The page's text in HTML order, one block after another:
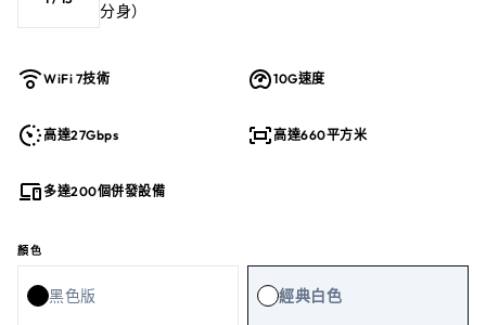
分身）
WiFi 7技術 10G速度
高達27Gbps 高達660平方米
多達200個併發設備
顏色
黑色版 經典白色